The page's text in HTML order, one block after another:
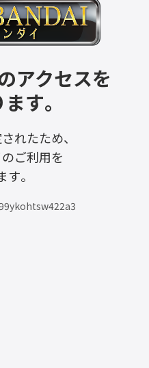
アクセスを
す。
れたため、
ご利用を
。